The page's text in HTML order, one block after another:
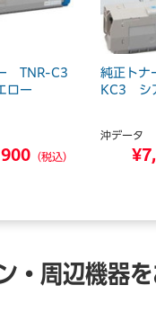
TNR-C3
ロー
（税込）
純正ト
KC3 シ
沖データ
・周辺機器